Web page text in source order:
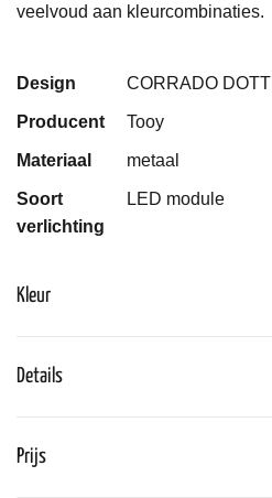
veelvoud aan kleurcombinaties.
Design CORRADO DOTTI
Producent Tooy
Materiaal metaal
Soort
verlichting
LED module
Kleur
Details
Prijs